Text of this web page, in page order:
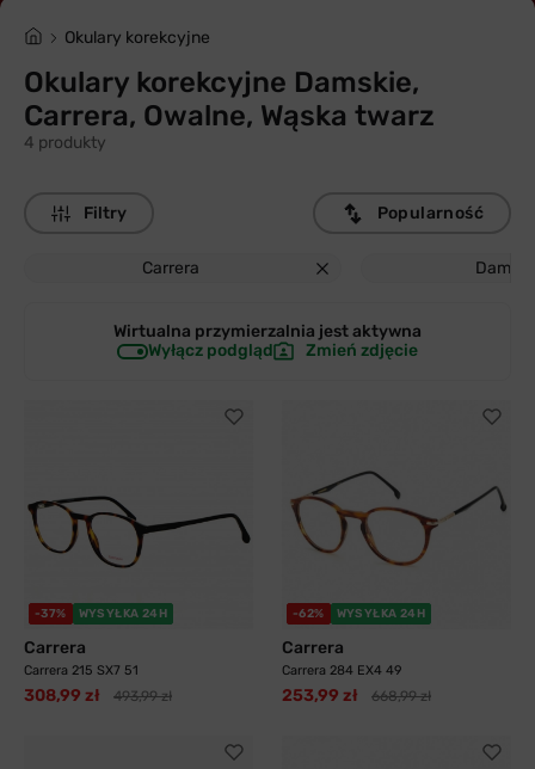
Okulary korekcyjne
Okulary korekcyjne Damskie,
Carrera, Owalne, Wąska twarz
4 produkty
Filtry
Carrera
Popularność
Wirtualna przymierzalnia jestaktywna
Wyłącz podgląd
Zmień zdjęcie
-37% WYSYŁKA 24H
Carrera
Carrera 215 SX7 51
308,99 zł 493,99 zł
-62% WYSYŁKA 24H
Carrera
Carrera 284 EX4 49
253,99 zł 668,99 zł